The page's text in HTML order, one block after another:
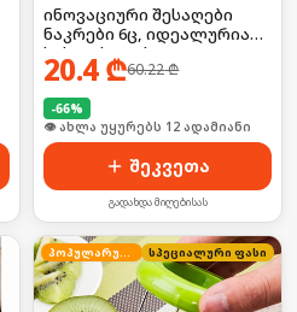
ინოვაციური შესაღები
ნაკრები 6ც, იდეალურია
სახლისთვის
20.4₾60.22₾
-66%
🛒 ბოლო 24სთ-ში იყიდა 15-მა
შეკვეთა
გადახდა მიღებისას
პოპულარული სპეციალური ფასი